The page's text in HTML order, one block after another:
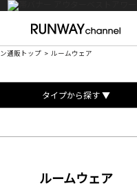
通販トップ ルームウェア
タイプから探す ▼
ルームウェア